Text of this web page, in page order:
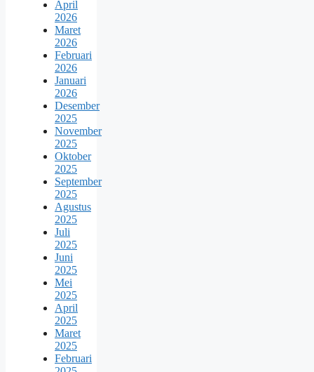
April
2026
Maret
2026
Februari
2026
Januari
2026
Desember
2025
November
2025
Oktober
2025
September
2025
Agustus
2025
Juli
2025
Juni
2025
Mei
2025
April
2025
Maret
2025
Februari